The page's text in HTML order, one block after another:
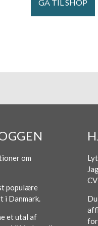
GÅ TIL SHOP
om
populære
i Danmark.
et utal af